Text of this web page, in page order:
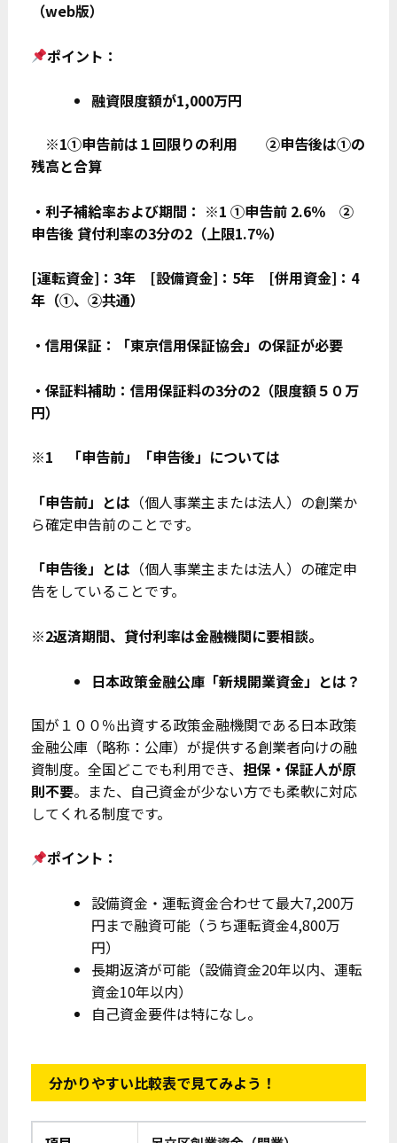
（web版）
ポイント：
融資限度額が1,000万円
※1①申告前は１回限りの利用 ②申告後は①の
残高と合算
・利子補給率および期間： ※1 ①申告前 2.6％ ②
申告後 貸付利率の3分の2（上限1.7％）
[運転資金]：3年 [設備資金]：5年 [併用資金]：4
年（①、②共通）
・信用保証：「東京信用保証協会」の保証が必要
・保証料補助：信用保証料の3分の2（限度額５０万
円）
※1 「申告前」「申告後」については
「申告前」とは （個人事業主または法人）の創業か
ら確定申告前のことです。
「申告後」とは （個人事業主または法人）の確定申
告をしていることです。
※2返済期間、貸付利率は金融機関に要相談。
日本政策金融公庫「新規開業資金」とは？
国が１００％出資する政策金融機関である日本政策
金融公庫（略称：公庫）が提供する創業者向けの融
資制度。全国どこでも利用でき、 担保・保証人が原
則不要。また、自己資金が少ない方でも柔軟に対応
してくれる制度です。
ポイント：
設備資金・運転資金合わせて最大7,200万
円まで融資可能（うち運転資金4,800万
円）
長期返済が可能（設備資金20年以内、運転
資金10年以内）
自己資金要件は特になし。
分かりやすい比較表で見てみよう！